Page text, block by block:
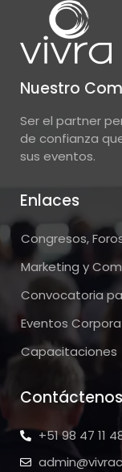
Nuestro
Ser el partner
de confianza
sus eventos.
Enlaces
Congresos,
Marketing y
Convocatoria
Eventos
Capacitaciones
Contáctenos
+51 98 47 11